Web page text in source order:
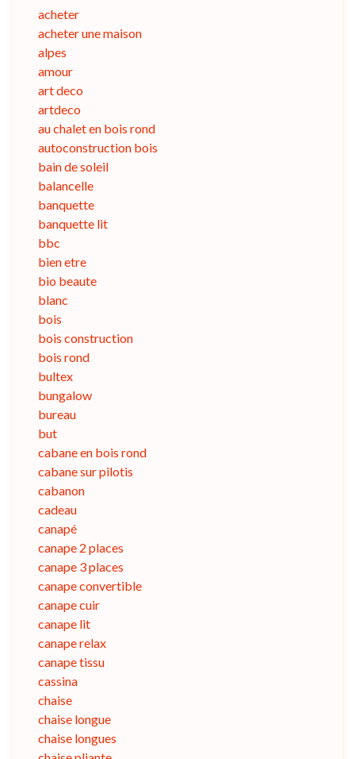
acheter
acheter une maison
alpes
amour
art deco
artdeco
au chalet en bois rond
autoconstruction bois
bain de soleil
balancelle
banquette
banquette lit
bbc
bien etre
bio beaute
blanc
bois
bois construction
bois rond
bultex
bungalow
bureau
but
cabane en bois rond
cabane sur pilotis
cabanon
cadeau
canapé
canape 2 places
canape 3 places
canape convertible
canape cuir
canape lit
canape relax
canape tissu
cassina
chaise
chaise longue
chaise longues